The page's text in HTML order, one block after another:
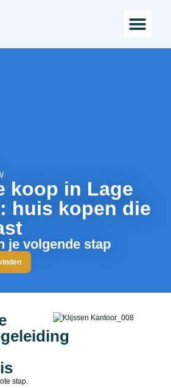
koop in Lage
huis kopen die
je volgende stap
stap.